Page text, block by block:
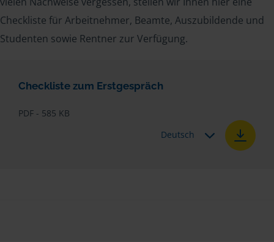
Checkliste für Arbeitnehmer, Beamte, Auszubildende und
Studenten sowie Rentner zur Verfügung.
Checkliste zum Erstgespräch
PDF - 585 KB
Deutsch